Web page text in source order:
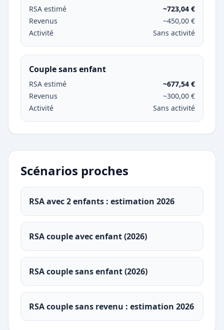
RSA estimé
~723,04 €
Revenus
~450,00 €
Activité
Sans activité
Couple sans enfant
RSA estimé
~677,54 €
Revenus
~300,00 €
Activité
Sans activité
Scénarios proches
RSA avec 2 enfants : estimation 2026
RSA couple avec enfant (2026)
RSA couple sans enfant (2026)
RSA couple sans revenu : estimation 2026